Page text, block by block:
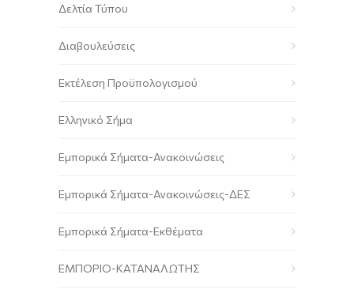
Δελτία Τύπου
Διαβουλεύσεις
Εκτέλεση Προϋπολογισμού
Ελληνικό Σήμα
Εμπορικά Σήματα-Ανακοινώσεις
Εμπορικά Σήματα-Ανακοινώσεις-ΔΕΣ
Εμπορικά Σήματα-Εκθέματα
ΕΜΠΟΡΙΟ-ΚΑΤΑΝΑΛΩΤΗΣ